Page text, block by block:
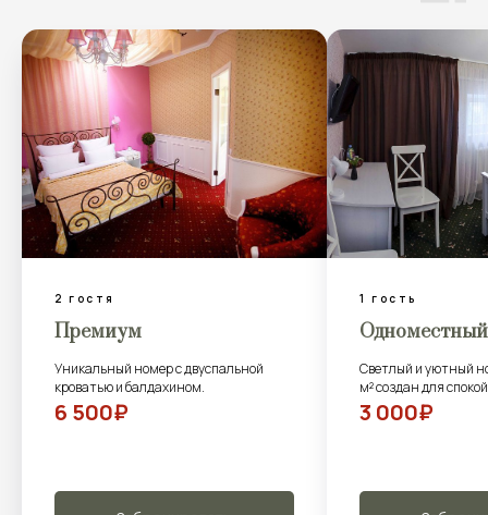
1 гость
Одноместный стандарт
Светлый и уютный номер площадью 14
м² создан для спокойного отдыха
3 000₽
2 гостя
Двухместный
Стандартный
в светлых,
3 500₽